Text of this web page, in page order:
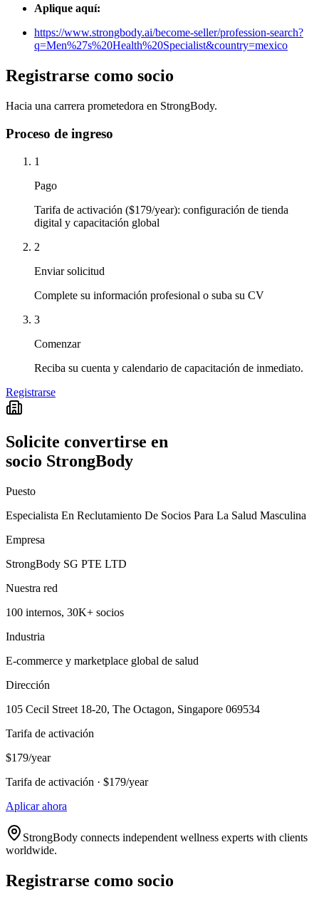
Aplique aquí:
https://www.strongbody.ai/become-seller/profession-search?
q=Men%27s%20Health%20Specialist&country=mexico
Registrarse como socio
Hacia una carrera prometedora en StrongBody.
Proceso de ingreso
1
Pago
Tarifa de activación ($179/year): configuración de tienda
digital y capacitación global
2
Enviar solicitud
Complete su información profesional o suba su CV
3
Comenzar
Reciba su cuenta y calendario de capacitación de inmediato.
Registrarse
Solicite convertirse en
socio StrongBody
Puesto
Especialista En Reclutamiento De Socios Para La Salud Masculina
Empresa
StrongBody SG PTE LTD
Nuestra red
100 internos, 30K+ socios
Industria
E-commerce y marketplace global de salud
Dirección
105 Cecil Street 18-20, The Octagon, Singapore 069534
Tarifa de activación
$179/year
Tarifa de activación · $179/year
Aplicar ahora
StrongBody connects independent wellness experts with clients
worldwide.
Registrarse como socio